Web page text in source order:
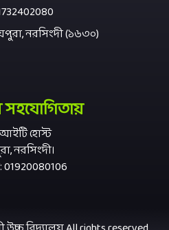
নরসিংদী (১৬৩০)
সহযোগিতায়
হোস্ট
নরসিংদী।